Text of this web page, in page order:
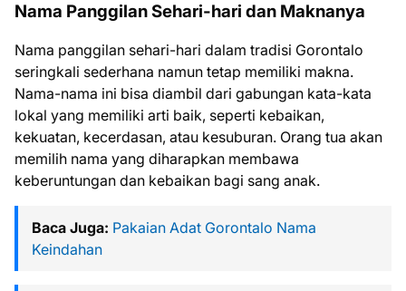
Nama Panggilan Sehari-hari dan Maknanya
Nama panggilan sehari-hari dalam tradisi Gorontalo
seringkali sederhana namun tetap memiliki makna.
Nama-nama ini bisa diambil dari gabungan kata-kata
lokal yang memiliki arti baik, seperti kebaikan,
kekuatan, kecerdasan, atau kesuburan. Orang tua akan
memilih nama yang diharapkan membawa
keberuntungan dan kebaikan bagi sang anak.
Baca Juga: Pakaian Adat Gorontalo Nama
Keindahan